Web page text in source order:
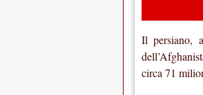
Il persiano,
circa 71